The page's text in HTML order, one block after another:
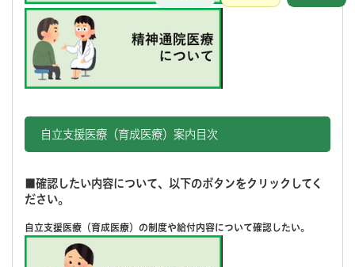
自立支援医療（育成医療）案内目次
■確認したい内容について、以下のボタンをクリックしてく
ださい。
自立支援医療（育成医療）の制度や給付内容について確認したい。